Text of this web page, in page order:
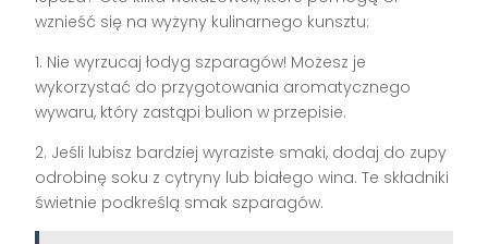
wznieść się na wyżyny kulinarnego kunsztu:
1. Nie wyrzucaj łodyg szparagów! Możesz je
wykorzystać do przygotowania aromatycznego
wywaru, który zastąpi bulion w przepisie.
2. Jeśli lubisz bardziej wyraziste smaki, dodaj do zupy
odrobinę soku z cytryny lub białego wina. Te składniki
świetnie podkreślą smak szparagów.